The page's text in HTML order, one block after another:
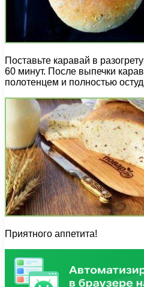
Поставьте каравай в
60 минут. После выпечки
полотенцем и полностью
Приятного аппетита!